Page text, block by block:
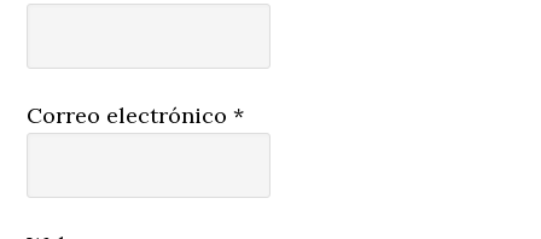
Correo electrónico*